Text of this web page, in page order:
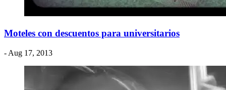
Moteles con descuentos para universitarios
- Aug 17, 2013